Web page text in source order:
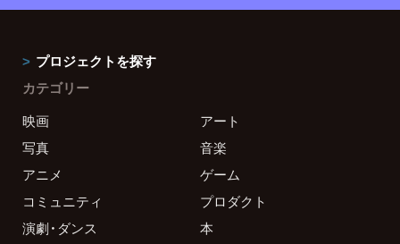
プロジェクトを探す
カテゴリー
映画
アート
写真
音楽
アニメ
ゲーム
コミュニティ
プロダクト
演劇・ダンス
本